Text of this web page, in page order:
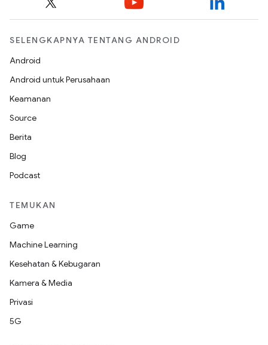
SELENGKAPNYA TENTANG ANDROID
Android
Android untuk Perusahaan
Keamanan
Source
Berita
Blog
Podcast
TEMUKAN
Game
Machine Learning
Kesehatan & Kebugaran
Kamera & Media
Privasi
5G